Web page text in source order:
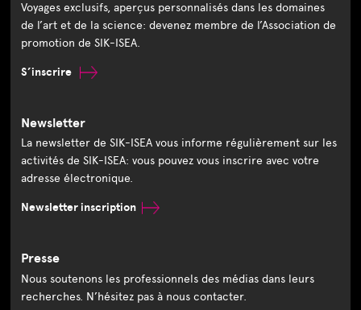
Voyages exclusifs, aperçus personnalisés dans les domaines
de l’art et de la science: devenez membre de l’Association de
promotion de SIK-ISEA.
S’inscrire
Newsletter
La newsletter de SIK-ISEA vous informe régulièrement sur les
activités de SIK-ISEA: vous pouvez vous inscrire avec votre
adresse électronique.
Newsletter inscription
Presse
Nous soutenons les professionnels des médias dans leurs
recherches. N’hésitez pas à nous contacter.